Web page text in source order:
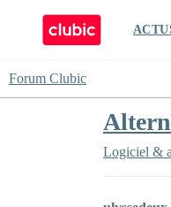
Forum Clubic
Logiciel &